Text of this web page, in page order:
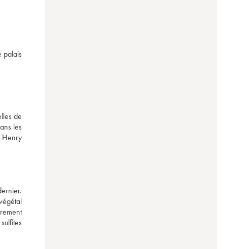
palais
de
les
Henry